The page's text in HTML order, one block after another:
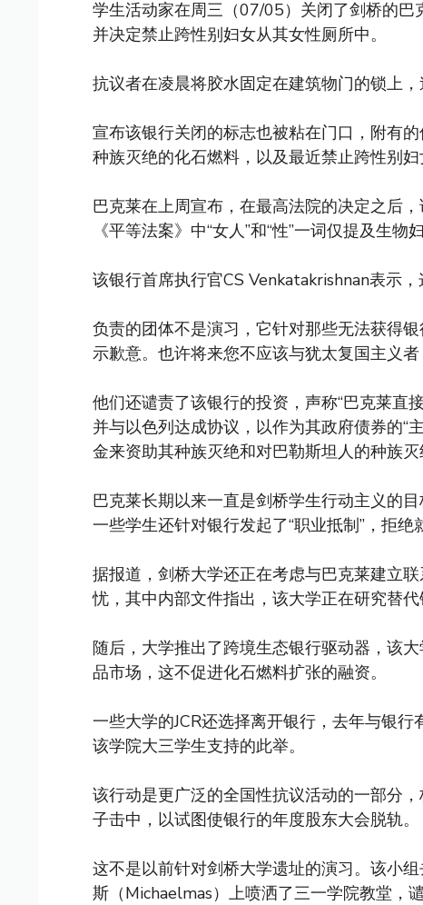
学生活动家在周三（07/05）关闭了剑桥的巴
并决定禁止跨性别妇女从其女性厕所中。
抗议者在凌晨将胶水固定在建筑物门的锁上
宣布该银行关闭的标志也被粘在门口，附有
种族灭绝的化石燃料，以及最近禁止跨性别妇
巴克莱在上周宣布，在最高法院的决定之后
《平等法案》中“女人”和“性”一词仅提及生物
该银行首席执行官CS Venkatakrishnan表示
负责的团体不是演习，它针对那些无法获得
示歉意。也许将来您不应该与犹太复国主义
他们还谴责了该银行的投资，声称“巴克莱直
并与以色列达成协议，以作为其政府债券的“
金来资助其种族灭绝和对巴勒斯坦人的种族
巴克莱长期以来一直是剑桥学生行动主义的
一些学生还针对银行发起了“职业抵制”，拒绝
据报道，剑桥大学还正在考虑与巴克莱建立
忧，其中内部文件指出，该大学正在研究替代
随后，大学推出了跨境生态银行驱动器，该
品市场，这不促进化石燃料扩张的融资。
一些大学的JCR还选择离开银行，去年与银行
该学院大三学生支持的此举。
该行动是更广泛的全国性抗议活动的一部分
子击中，以试图使银行的年度股东大会脱轨。
这不是以前针对剑桥大学遗址的演习。该小
斯（Michaelmas）上喷洒了三一学院教堂，